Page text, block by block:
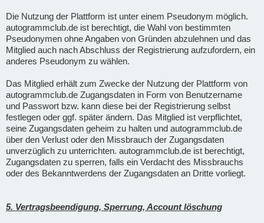
Die Nutzung der Plattform ist unter einem Pseudonym möglich.
autogrammclub.de ist berechtigt, die Wahl von bestimmten
Pseudonymen ohne Angaben von Gründen abzulehnen und das
Mitglied auch nach Abschluss der Registrierung aufzufordern, ein
anderes Pseudonym zu wählen.
Das Mitglied erhält zum Zwecke der Nutzung der Plattform von
autogrammclub.de Zugangsdaten in Form von Benutzername
und Passwort bzw. kann diese bei der Registrierung selbst
festlegen oder ggf. später ändern. Das Mitglied ist verpflichtet,
seine Zugangsdaten geheim zu halten und autogrammclub.de
über den Verlust oder den Missbrauch der Zugangsdaten
unverzüglich zu unterrichten. autogrammclub.de ist berechtigt,
Zugangsdaten zu sperren, falls ein Verdacht des Missbrauchs
oder des Bekanntwerdens der Zugangsdaten an Dritte vorliegt.
5. Vertragsbeendigung, Sperrung, Account löschung